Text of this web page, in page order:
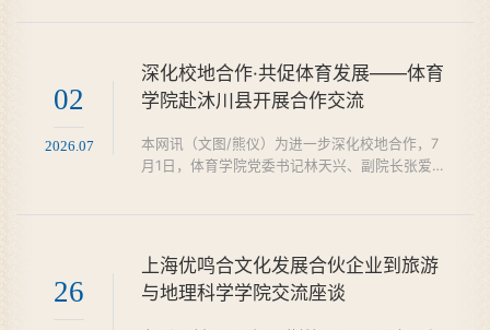
参会。会议由沐川中学党委书记张仪主持。会
上，张仪代表沐川中学感谢我校长期以来的鼎力
支持，高度认可王应红、王小波、蒋方舟三位教
能学校师资与学科发展...
02
2026.07
深化校地合作·共促体育发展——体育
学院赴沐川县开展合作交流
本网讯（文图/熊仪）为进一步深化校地合作，7
月1日，体育学院党委书记林天兴、副院长张爱
韩雪梅对体育学院一行的到访表示热烈欢迎，并
详细介绍了沐川县在文旅融合、体育产业发展方
面取得的成果与未来规划。她指出，希望通过校
26
上海优鸣合文化发展合伙企业到旅游
与地理科学学院交流座谈